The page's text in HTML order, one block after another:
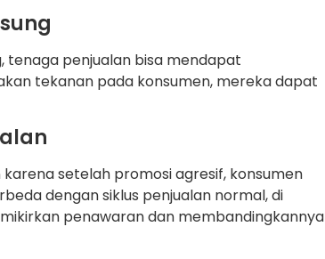
tenaga penjualan bisa mendapat
tekanan pada konsumen, mereka dapat
setelah promosi agresif, konsumen
dengan siklus penjualan normal, di
penawaran dan membandingkannya